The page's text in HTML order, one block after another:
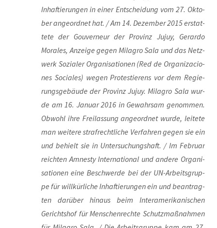
Inhaf­tie­run­gen in einer Ent­schei­dung vom 27. Okto­
ber ange­ord­net hat. / Am 14. Dezem­ber 2015 erstat­
te­te der Gou­ver­neur der Pro­vinz Jujuy, Gerar­do
Mora­les, Anzei­ge gegen Mila­gro Sala und das Netz­
werk Sozia­ler Orga­ni­sa­tio­nen (Red de Orga­ni­za­cio­
nes Socia­les) wegen Pro­tes­tie­rens vor dem Regie­
rungs­ge­bäu­de der Pro­vinz Jujuy. Mila­gro Sala wur­
de am 16. Janu­ar 2016 in Gewahr­sam genom­men.
Obwohl ihre Frei­las­sung ange­ord­net wur­de, lei­te­te
man wei­te­re straf­recht­li­che Ver­fah­ren gegen sie ein
und behielt sie in Unter­su­chungs­haft. / Im Febru­ar
reich­ten Amnes­ty Inter­na­tio­nal und ande­re Orga­ni­
sa­tio­nen eine Beschwer­de bei der UN-Arbeits­grup­
pe für will­kür­li­che Inhaf­tie­run­gen ein und bean­trag­
ten dar­über hin­aus beim Inter­ame­ri­ka­ni­schen
Gerichts­hof für Men­schen­rech­te Schutz­maß­nah­men